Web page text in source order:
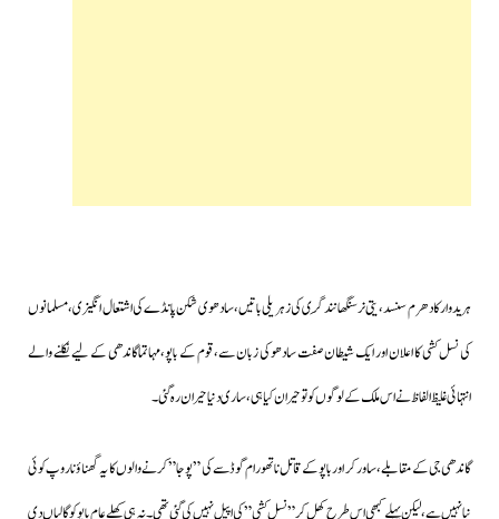
ہریدوار کا دھرم سنسد، یتی نرسنگھا نند گِری کی زہریلی باتیں،سادھوی شکن پانڈے کی اشتعال انگیزی ،مسلمانوں
کی نسل کشی کا اعلان اور ایک شیطان صفت سادھو کی زبان سے،قوم کے باپو،مہاتماگاندھی کے لیے نکلنے والے
انتہائی غلیظ الفاظ نے اس ملک کے لوگوں کو تو حیران کیا ہی،ساری دنیا حیران رہ گئی۔
گاندھی جی کے مقابلے،ساورکر اور باپو کے قاتل ناتھورام گوڈسے کی ” پوجا ” کرنے والوں کا یہ گھناؤنا روپ کوئی
نیا نہیں ہے،لیکن پہلے کبھی اس طرح کھل کر ” نسل کشی ” کی اپیل نہیں کی گئی تھی۔نہ ہی کھلے عام باپو کو گالیاں دی